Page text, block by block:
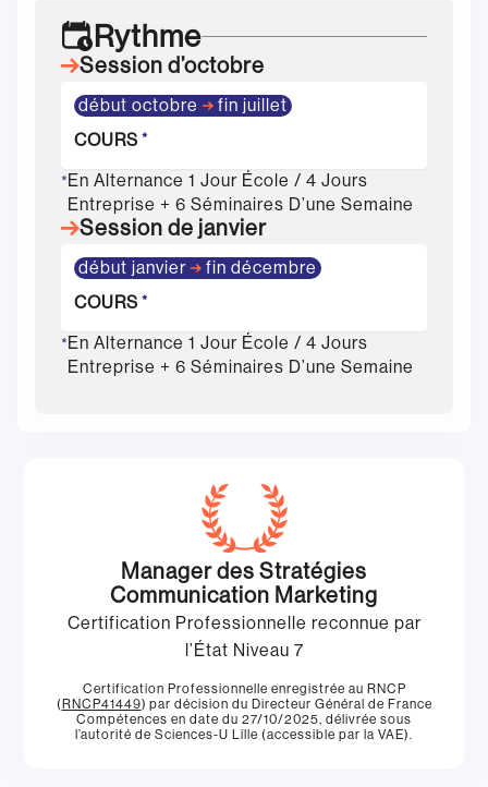
Rythme
Session d’octobre
début octobre
fin juillet
COURS *
*En Alternance 1 Jour École / 4 Jours
Entreprise + 6 Séminaires D’une Semaine
Session de janvier
début janvier
fin décembre
COURS *
*En Alternance 1 Jour École / 4 Jours
Entreprise + 6 Séminaires D’une Semaine
Manager des Stratégies
Communication Marketing
Certification Professionnelle reconnue par
l’État Niveau 7
Certification Professionnelle enregistrée au RNCP
(RNCP41449) par décision du Directeur Général de France
Compétences en date du 27/10/2025, délivrée sous
l’autorité de Sciences-U Lille (accessible par la VAE).